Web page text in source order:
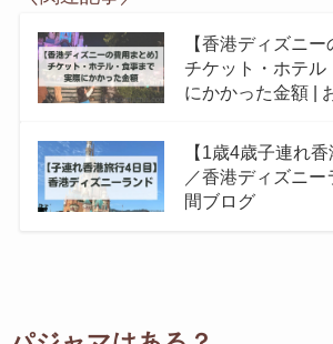
【香港ディズニー
チケット・ホテル
にかかった金額 |
【1歳4歳子連れ
／香港ディズニ
間ブログ